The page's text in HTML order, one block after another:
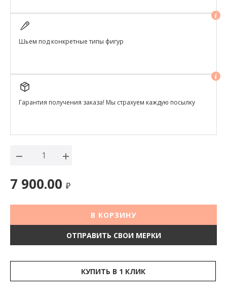
Шьем под конкретные типы фигур
Гарантия получения заказа! Мы страхуем каждую посылку
7 900.00 ₽
В КОРЗИНУ
ОТПРАВИТЬ СВОИ МЕРКИ
КУПИТЬ В 1 КЛИК